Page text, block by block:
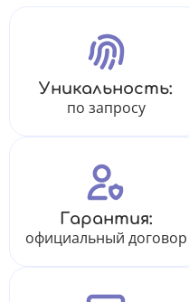
Уникальность:
по запросу
Гарантия:
официальный договор